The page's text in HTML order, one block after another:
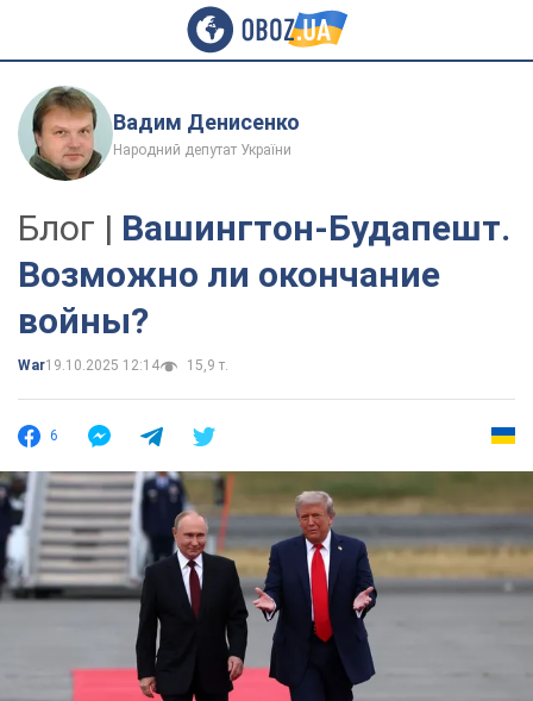
Вадим Денисенко
Народний депутат України
Блог | Вашингтон-Будапешт.
Возможно ли окончание
войны?
War19.10.2025 12:14 15,9 т.
6